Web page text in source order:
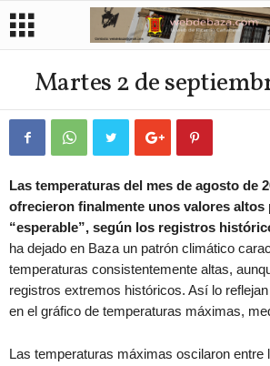
Martes 2 de
Las temperaturas del mes de agosto de
ofrecieron finalmente unos valores altos
“esperable”, según los registros
ha dejado en Baza un patrón climático
temperaturas consistentemente altas,
registros extremos históricos. Así lo
en el gráfico de temperaturas máximas,
Las temperaturas máximas oscilaron entre